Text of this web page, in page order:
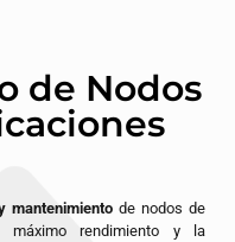
de Nodos
mantenimiento de nodos de
máximo rendimiento y la